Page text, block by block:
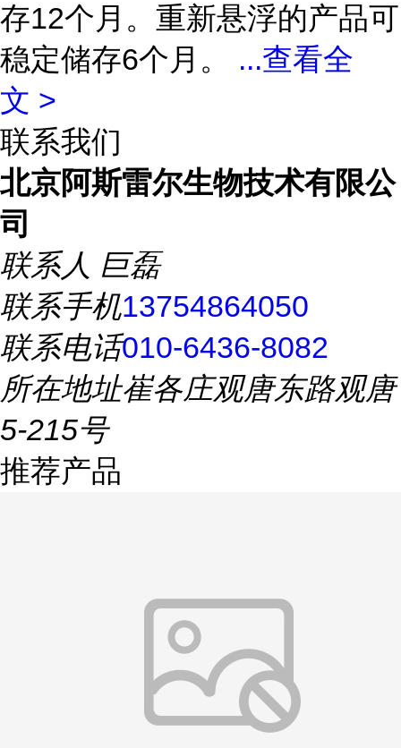
存12个月。重新悬浮的产品可
稳定储存6个月。 ...查看全
文 >
联系我们
北京阿斯雷尔生物技术有限公
司
联系人 巨磊
联系手机13754864050
联系电话010-6436-8082
所在地址崔各庄观唐东路观唐
5-215号
推荐产品